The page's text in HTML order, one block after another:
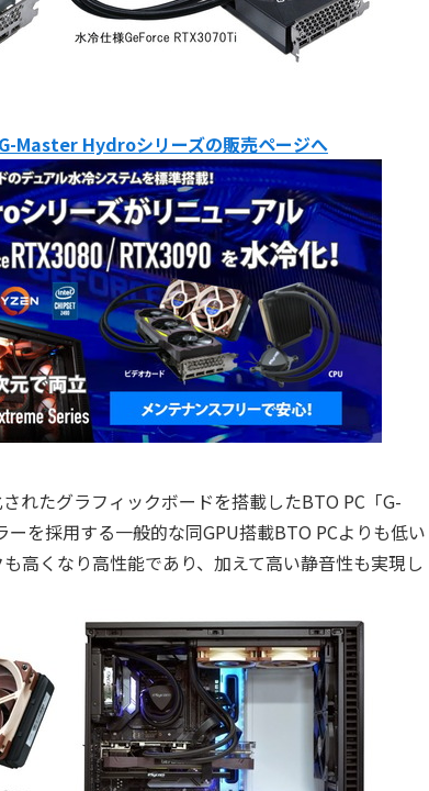
Master Hydroシリーズの販売ページへ
れたグラフィックボードを搭載したBTO PC「G-
を採用する一般的な同GPU搭載BTO PCよりも低い
高くなり高性能であり、加えて高い静音性も実現し